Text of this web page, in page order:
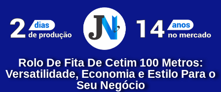
Rolo De Fita De Cetim 100 Metros:
Versatilidade, Economia e Estilo Para o
Seu Negócio